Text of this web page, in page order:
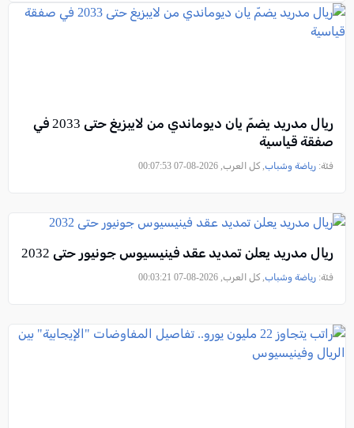
ريال مدريد يضمّ يان ديوماندي من لايبزيغ حتى 2033 في
صفقة قياسية
فئة: رياضة وشباب, كل العرب, 2026-08-07 00:07:53
ريال مدريد يعلن تمديد عقد فينيسيوس جونيور حتى 2032
فئة: رياضة وشباب, كل العرب, 2026-08-07 00:03:21